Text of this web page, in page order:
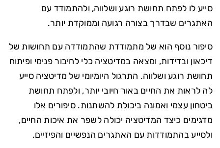
סייע לו לפתח תחושת רוגע ושלווה, ולהתמודד עם
האתגרים שבדרך בצורה רגועה וממוקדת יותר.
סיפור נוסף הוא של מתמודדת שהתמודדה עם תחושות של
דיכאון ובדידות, ומצאה במדיטציה כלי לחיבור פנימי ופיתוח
תחושת רוגע ושלווה. התרגול היומיומי של מדיטציה סייע
לה לראות את החיים באור חיובי יותר, ולפתח תחושת
ביטחון עצמי ואמונה ביכולת להשתנות. סיפורים אלו
מדגימים כיצד המדיטציה יכולה לשפר את איכות החיים,
ולסייע בהתמודדות עם האתגרים הנפשיים והפיזיים.